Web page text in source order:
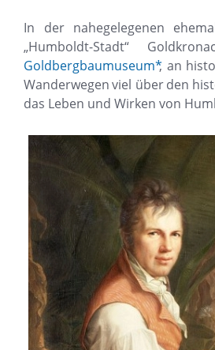
In der nahegelegenen
„Humboldt-Stadt“
Goldbergbaumuseum*, an
Wanderwegenviel über den
das Leben und Wirken von